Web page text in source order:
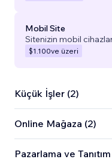
Mobil Site
Sitenizin mobil
$1.100ve üzeri
Küçük İşler (2)
Online Mağaza (2)
Pazarlama ve